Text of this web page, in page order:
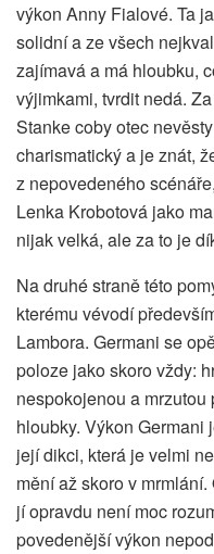
výkon Anny Fialové. Ta
solidní a ze všech
zajímavá a má hloubku,
výjimkami, tvrdit nedá.
Stanke coby otec
charismatický a je znát,
z nepovedeného
Lenka Krobotová jako
nijak velká, ale za to je
Na druhé straně této
kterému vévodí
Lambora. Germani se
poloze jako skoro vždy:
nespokojenou a
hloubky. Výkon Germani
její dikci, která je velmi
mění až skoro v
jí opravdu není moc
povedenější výkon